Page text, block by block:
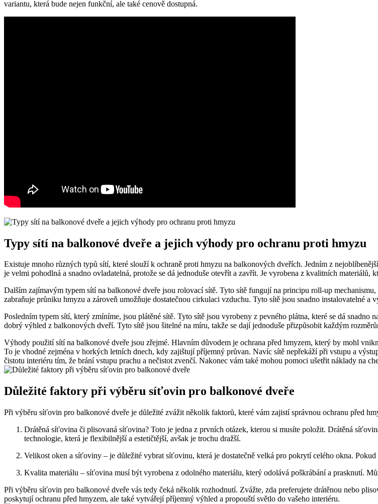
variantu, která bude nejen funkční, ale také cenově dostupná.
Typy sítí na balkonové dveře a jejich výhody pro ochranu proti hmyzu
Existuje mnoho různých typů sítí, které slouží k ochraně proti hmyzu na balkonových dveřích. Jedním z
je velmi pohodlná a snadno ovladatelná, protože se dá jednoduše otevřít a zavřít. Je vyrobena z kvalitních
Dalším zajímavým typem sítí na balkonové dveře jsou rolovací sítě. Tyto sítě fungují na principu roll-up
zabraňuje průniku hmyzu a zároveň umožňuje dostatečnou cirkulaci vzduchu. Tyto sítě jsou snadno instalovatelné
Posledním typem sítí, který zmíníme, jsou plátěné sítě. Tyto sítě jsou vyrobeny z pevného plátna, které se dá
dobrý výhled z balkonových dveří. Tyto sítě jsou šitelné na míru, takže se dají jednoduše přizpůsobit každým
Výhody použití sítí na balkonové dveře jsou zřejmé. Hlavním důvodem je ochrana před hmyzem, který by mohl
To je vhodné zejména v horkých letních dnech, kdy zajištují příjemný průvan. Navíc sítě nepřekáží při vstupu a
čistotu interiéru tím, že brání vstupu prachu a nečistot zvenčí. Nakonec vám také mohou pomoci ušetřit náklady na
Důležité faktory při výběru síťovin pro balkonové dveře
Při výběru síťovin pro balkonové dveře je důležité zvážit několik faktorů, které vám zajistí správnou ochranu před
Drátěná síťovina či plisovaná síťovina? Toto je jedna z prvních otázek, kterou si musíte položit. Drátěná
technologie, která je flexibilnější a estetičtější, avšak je trochu dražší.
Velikost oken a síťoviny – je důležité vybrat síťovinu, která je dostatečně velká pro pokrytí celého okna.
Kvalita materiálu – síťovina musí být vyrobena z odolného materiálu, který odolává poškrábání a prasknutí.
Při výběru síťovin pro balkonové dveře vás tedy čeká několik rozhodnutí. Zvážte, zda preferujete drátěnou nebo
poskytují ochranu před hmyzem, ale také vytvářejí příjemný výhled a propouští světlo do vašeho interiéru.